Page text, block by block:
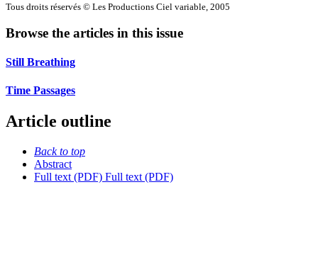
Tous droits réservés © Les Productions Ciel variable, 2005
Browse the articles in this issue
Still Breathing
Time Passages
Article outline
Back to top
Abstract
Full text (PDF) Full text (PDF)